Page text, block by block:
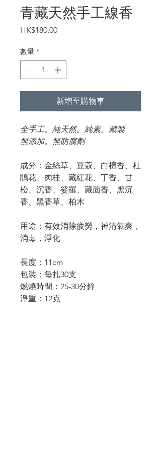
青藏天然手工線香
HK$180.00價
數量 *
新增至購物車
全手工。純天然。純素。藏製
無添加。無防腐劑
成分： 金絲草、豆蔻、白檀香、杜
鵑花、肉桂、藏紅花、丁香、甘
松、沉香、娑羅、藏茴香、黑沉
香、黑香草、柏木
用途： 有效消除疲勞，神清氣爽，
消毒，淨化
長度： 11cm
包裝： 每扎30支
燃燒時間： 25-30分鐘
淨重： 12克